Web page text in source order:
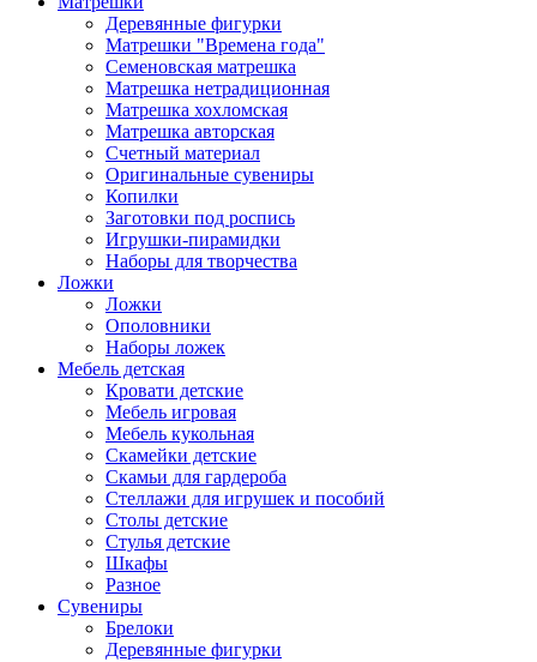
Деревянные фигурки
Матрешки "Времена года"
Семеновская матрешка
Матрешка нетрадиционная
Матрешка хохломская
Матрешка авторская
Счетный материал
Оригинальные сувениры
Копилки
Заготовки под роспись
Игрушки-пирамидки
Наборы для творчества
Ложки
Ложки
Ополовники
Наборы ложек
Мебель детская
Кровати детские
Мебель игровая
Мебель кукольная
Скамейки детские
Скамьи для гардероба
Стеллажи для игрушек и пособий
Столы детские
Стулья детские
Шкафы
Разное
Сувениры
Брелоки
Деревянные фигурки